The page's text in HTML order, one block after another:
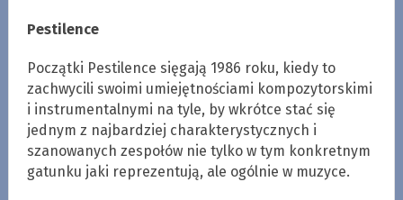
Pestilence
Początki Pestilence sięgają 1986 roku, kiedy to
zachwycili swoimi umiejętnościami kompozytorskimi
i instrumentalnymi na tyle, by wkrótce stać się
jednym z najbardziej charakterystycznych i
szanowanych zespołów nie tylko w tym konkretnym
gatunku jaki reprezentują, ale ogólnie w muzyce.